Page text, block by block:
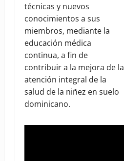
técnicas y nuevos
conocimientos a sus
miembros, mediante la
educación médica
continua, a fin de
contribuir a la mejora de la
atención integral de la
salud de la niñez en suelo
dominicano.